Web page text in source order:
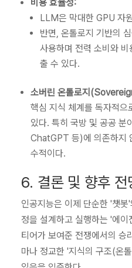
비용 효율성:
LLM은 막대한 GPU 자
반면, 온톨로지 기반의
사용하며 전력 소비와
출 수 있다.
소버린 온톨로지
핵심 지식 체계를 독자적으
있다. 특히 국방 및 공공
ChatGPT 등)에 의존하지
수적이다.
6. 결론 및 향후 전
인공지능은 이제 단순한 '챗
정을 설계하고 실행하는 '에
티어가 보여준 전쟁에서의 승
마나 정교한 '지식의 구조(온